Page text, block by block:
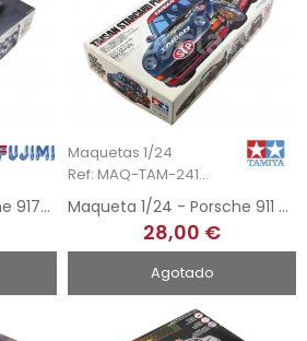
Maqueta 1/24 - Porsche 917K - 1st 1000km Monza 1971
Maquetas 1/24
Ref: MAQ-TAM-24175
Maqueta 1/24 - Porsche 911 GT2 - Taisan Starcard
28,00 €
Agotado